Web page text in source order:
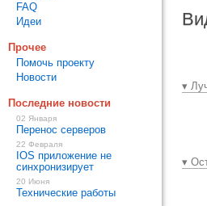
▾
▾
FAQ
Идеи
Прочее
Помочь проекту
Новости
Последние новости
02 Января
Перенос серверов
22 Февраля
IOS приложение не
синхронизирует
20 Июня
Технические работы